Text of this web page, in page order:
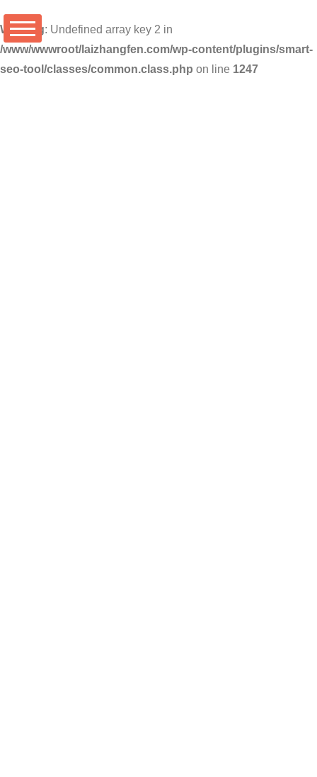
Warning: Undefined array key 2 in
/www/wwwroot/laizhangfen.com/wp-content/plugins/smart-
seo-tool/classes/common.class.php on line 1247